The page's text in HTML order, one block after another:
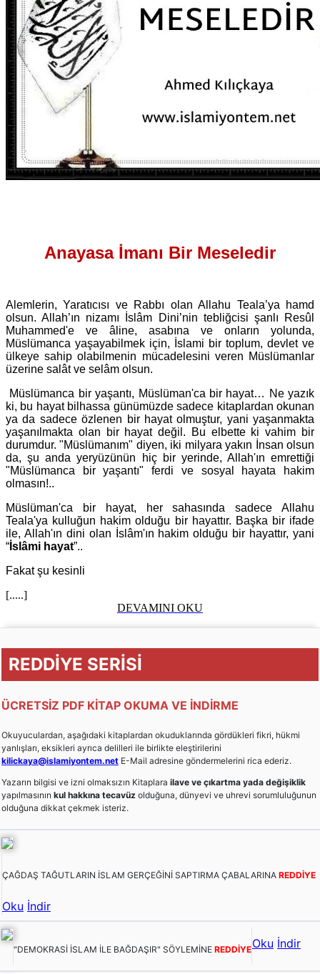
Anayasa İmanı Bir Meseledir
Alemlerin, Yaratıcısı ve Rabbı olan Allahu Teala’ya hamd
olsun. Allah’ın nizamı İslâm Dini’nin tebliğcisi şanlı Resûl
Muhammed'e ve âline, asabına ve onların yolunda,
Müslümanca yaşayabilmek için, İslami bir toplum, devlet ve
ülkeye sahip olabilmenin mücadelesini veren Müslümanlar
üzerine salât ve selâm olsun.
Müslümanca bir yaşantı, Müslüman'ca bir hayat… Ne yazık
ki, bu hayat bilhassa günümüzde sadece kitaplardan okunan
ya da sadece özlenen bir hayat olmuştur, yani yaşanmakta
yaşanılmakta olan bir hayat değil. Bu elbette ki vahim bir
durumdur. "Müslümanım" diyen, iki milyara yakın İnsan olsun
da, şu anda yeryüzünün hiç bir yerinde, Allah'ın emrettiği
"Müslümanca bir yaşantı" ferdi ve sosyal hayata hakim
olmasın!..
Müslüman'ca bir hayat, her sahasında sadece Allahu
Teala'ya kulluğun hakim olduğu bir hayattır. Başka bir ifade
ile, Allah'ın dini olan İslâm'ın hakim olduğu bir hayattır, yani
“ İslâmi hayat”..
Fakat şu kesinli
[.....]
DEVAMINI OKU
REDDİYE SERİSİ
ÜCRETSİZ PDF KİTAP OKUMA VE İNDİRME
Okuyuculardan, aşağıdaki kitaplardan okuduklarında gördükleri fikri, hükmi
yanlışları, eksikleri ayrıca delilleri ile birlikte eleştirilerini
kilickaya@islamiyontem.net E-Mail adresine göndermelerini rica ederiz.
Yazarın bilgisi ve izni olmaksızın Kitaplara ilave ve çıkartma yada değişiklik
yapılmasının kul hakkına tecavüz olduğuna, dünyevi ve uhrevi sorumluluğunun
olduğuna dikkat çekmek isteriz.
ÇAĞDAŞ TAĞUTLARIN İSLAM GERÇEĞİNİ SAPTIRMA ÇABALARINA REDDİYE
Oku İndir
"DEMOKRASİ İSLAM İLE BAĞDAŞIR" SÖYLEMİNE REDDİYEOku İndir